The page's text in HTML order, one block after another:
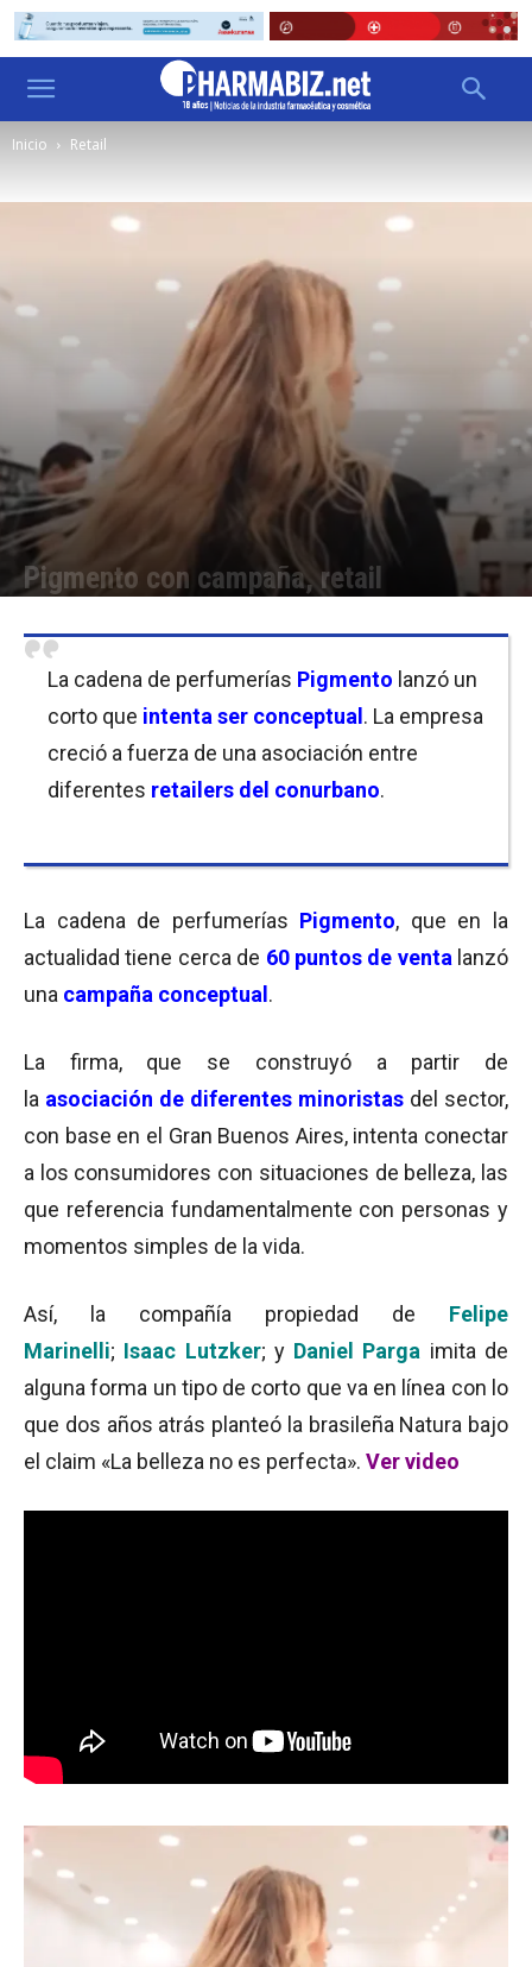
Inicio Retail
Pigmento con campaña, retail
La cadena de perfumerías Pigmento lanzó un
corto que intenta ser conceptual . La empresa
creció a fuerza de una asociación entre
diferentes retailers del conurbano.
La cadena de perfumerías Pigmento, que en la
actualidad tiene cerca de 60 puntos de venta lanzó
una campaña conceptual .
La firma, que se construyó a partir de
la asociación de diferentes minoristas del sector,
con base en el Gran Buenos Aires, intenta conectar
a los consumidores con situaciones de belleza, las
que referencia fundamentalmente con personas y
momentos simples de la vida.
Así, la compañía propiedad de Felipe
Marinelli; Isaac Lutzker; y Daniel Parga imita de
alguna forma un tipo de corto que va en línea con lo
que dos años atrás planteó la brasileña Natura bajo
el claim «La belleza no es perfecta». Ver video